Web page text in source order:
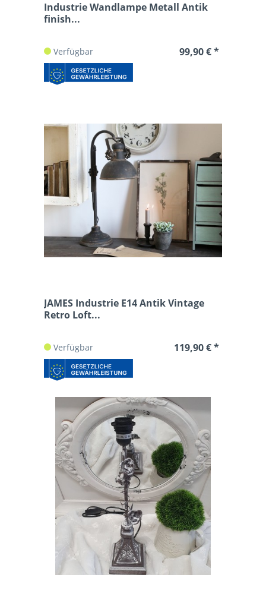
Industrie Wandlampe Metall Antik
finish...
Verfügbar 99,90 € *
JAMES Industrie E14 Antik Vintage
Retro Loft...
Verfügbar 119,90 € *